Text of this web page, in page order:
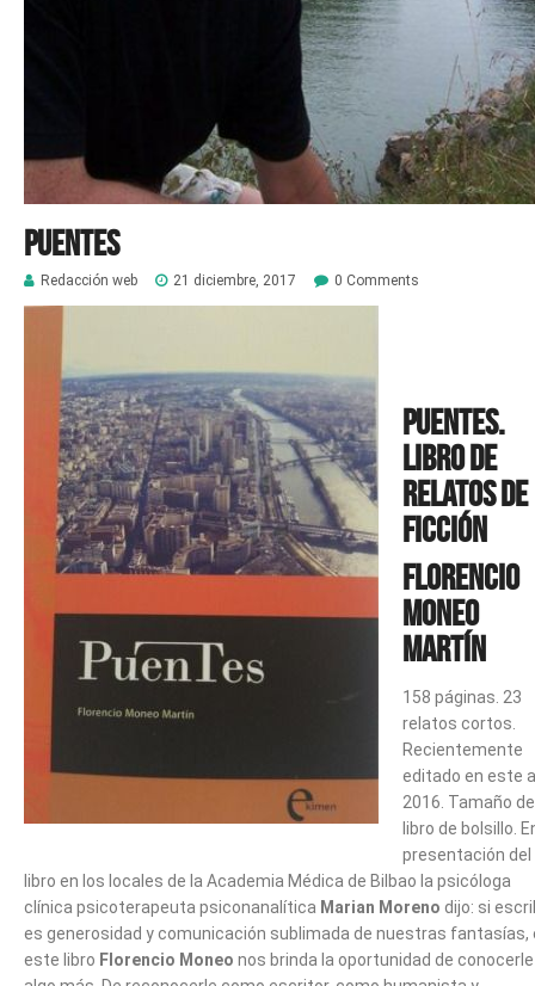
Puentes
Redacción web 21 diciembre, 2017 0 Comments
Puentes.
Libro de
relatos de
ficción
Florencio
Moneo
Martín
158 páginas. 23
relatos cortos.
Recientemente
editado en este
2016. Tamaño de
libro de bolsillo.
presentación del
libro en los locales de la Academia Médica de Bilbao la psicóloga
clínica psicoterapeuta psiconanalítica Marian Moreno dijo: si
es generosidad y comunicación sublimada de nuestras fantasías,
este libro Florencio Moneo nos brinda la oportunidad de conocerle